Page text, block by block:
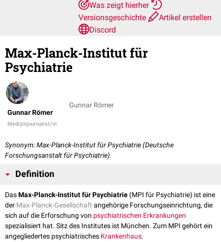
Was zeigt hierher
Versionsgeschichte
Artikel erstellen
Discord
Max-Planck-Institut für
Psychiatrie
Gunnar Römer
Medizinjournalist/in
Gunnar Römer
Synonym: Max-Planck-Institut für Psychiatrie (Deutsche
Forschungsanstalt für Psychiatrie)
Definition
DasMax-Planck-Institut für Psychiatrie (MPI für Psychiatrie) ist eine
der Max-Planck-Gesellschaft angehörige Forschungseinrichtung, die
sich auf die Erforschung von psychiatrischen Erkrankungen
spezialisiert hat. Sitz des Institutes ist München. Zum MPI gehört ein
angegliedertes psychiatrisches Krankenhaus.